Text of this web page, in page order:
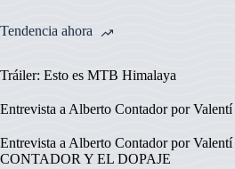
Tendencia ahora
Tráiler: Esto es MTB Himalaya
Entrevista a Alberto Contador por Valentí
Entrevista a Alberto Contador por Valentí
CONTADOR Y EL DOPAJE